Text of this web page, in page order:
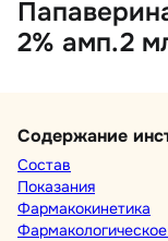
2% амп.2
Содержание
Состав
Показания
Фармакокинетика